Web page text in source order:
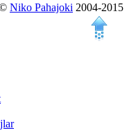
Niko Pahajoki 2004-2015